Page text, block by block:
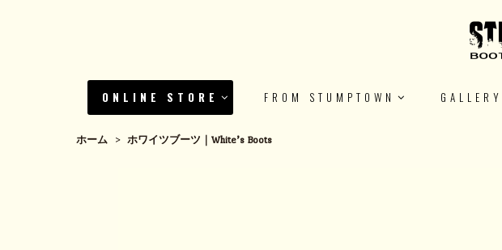
ONLINE STORE FROM STUMPTOWN GALLERY
ホーム > ホワイツブーツ｜White’s Boots